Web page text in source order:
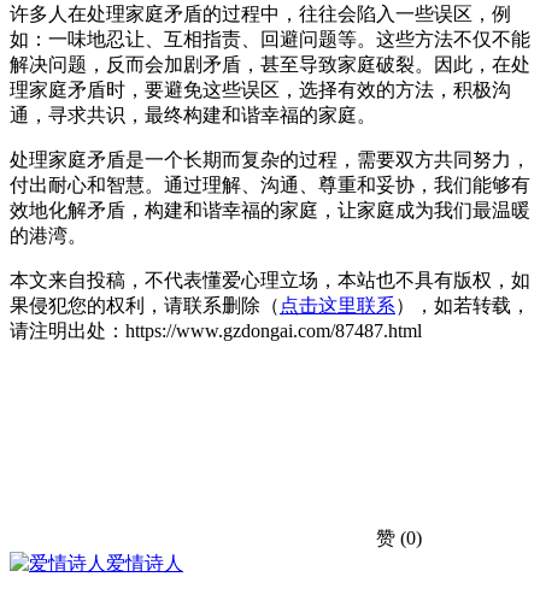
许多人在处理家庭矛盾的过程中，往往会陷入一些误区，例
如：一味地忍让、互相指责、回避问题等。这些方法不仅不能
解决问题，反而会加剧矛盾，甚至导致家庭破裂。因此，在处
理家庭矛盾时，要避免这些误区，选择有效的方法，积极沟
通，寻求共识，最终构建和谐幸福的家庭。
处理家庭矛盾是一个长期而复杂的过程，需要双方共同努力，
付出耐心和智慧。通过理解、沟通、尊重和妥协，我们能够有
效地化解矛盾，构建和谐幸福的家庭，让家庭成为我们最温暖
的港湾。
本文来自投稿，不代表懂爱心理立场，本站也不具有版权，如
果侵犯您的权利，请联系删除（ 点击这里联系），如若转载，
请注明出处：https://www.gzdongai.com/87487.html
赞 (0)
爱情诗人